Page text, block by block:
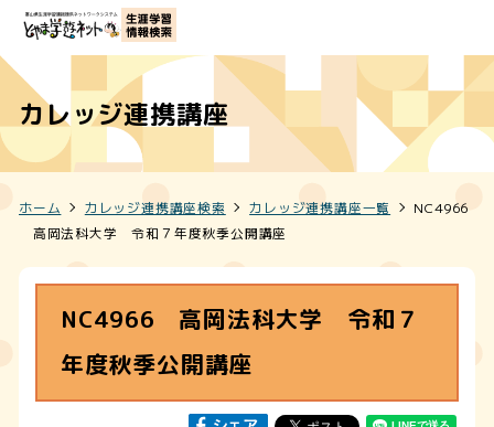
カレッジ連携講座
ホーム カレッジ連携講座検索 カレッジ連携講座一覧
NC4966
高岡法科大学 令和７年度秋季公開講座
NC4966 高岡法科大学 令和７
年度秋季公開講座